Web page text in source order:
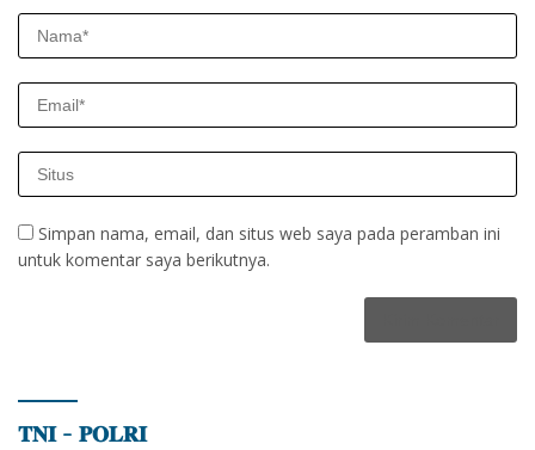
Simpan nama, email, dan situs web saya pada peramban ini
untuk komentar saya berikutnya.
𝐓𝐍𝐈 – 𝐏𝐎𝐋𝐑𝐈